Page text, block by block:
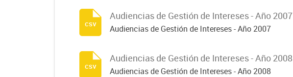
Audiencias de Gestión de Intereses - Año 2007
Audiencias de Gestión de Intereses - Año 2007
csv
Audiencias de Gestión de Intereses - Año 2008
Audiencias de Gestión de Intereses - Año 2008
csv